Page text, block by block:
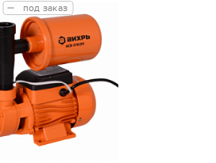
под заказ